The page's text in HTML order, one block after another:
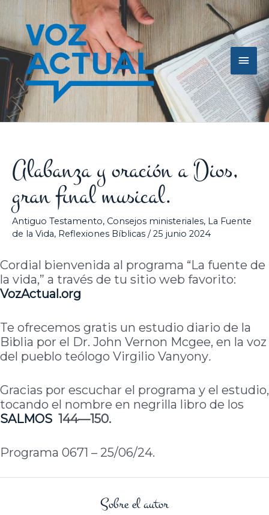
contenido
Alabanza y oración a Dios,
gran final musical.
Antiguo Testamento, Consejos ministeriales, La Fuente
de la Vida, Reflexiones Bíblicas /25 junio 2024
Cordial bienvenida al programa “La fuente de
la vida,” a través de tu sitio web favorito:
VozActual.org
Te ofrecemos gratis un estudio diario de la
Biblia por el Dr. John Vernon Mcgee, en la voz
del pueblo teólogo Virgilio Vanyony.
Gracias por escuchar el programa y el estudio,
tocando el nombre en negrilla libro de los
SALMOS 144—150.
Programa 0671 – 25/06/24.
Sobre el autor